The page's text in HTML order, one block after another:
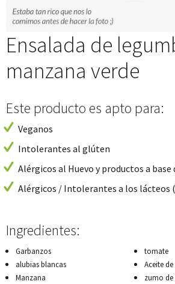
Ensalada de
manzana verde
Este producto es apto para:
Veganos
Intolerantes al glúten
Alérgicos al Huevo y productos a base
Alérgicos / Intolerantes a los lácteos
Ingredientes:
Garbanzos
alubias blancas
Manzana
tomate
Aceite
zumo